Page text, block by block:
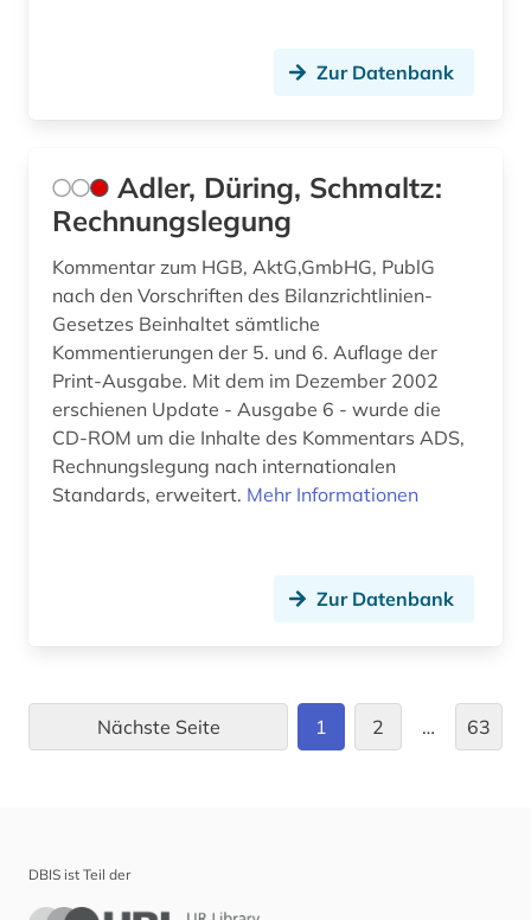
deutsch (26)
deutsche philologie (1)
deutscher einwanderer (1)
deutschland (103)
deutschland (bundesrepublik). statistisches
bundesamt (1)
deutschland statistik (1)
Zur Datenbank
Adler, Düring, Schmaltz:
Rechnungslegung
Kommentar zum HGB, AktG,GmbHG, PublG
nach den Vorschriften des Bilanzrichtlinien-
Gesetzes Beinhaltet sämtliche
Kommentierungen der 5. und 6. Auflage der
Print-Ausgabe. Mit dem im Dezember 2002
erschienen Update - Ausgabe 6 - wurde die
CD-ROM um die Inhalte des Kommentars ADS,
Rechnungslegung nach internationalen
Standards, erweitert. Mehr Informationen
Zur Datenbank
Nächste Seite 1 2 … 63
DBIS ist Teil der